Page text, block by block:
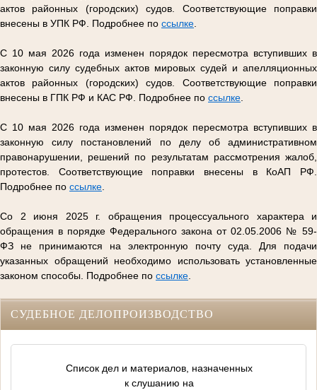
актов районных (городских) судов. Соответствующие поправки
внесены в УПК РФ. Подробнее по ссылке
С 10 мая 2026 года изменен порядок пересмотра вступивших в
законную силу судебных актов мировых судей и апелляционных
актов районных (городских) судов. Соответствующие поправки
внесены в ГПК РФ и КАС РФ. Подробнее по ссылке
С 10 мая 2026 года изменен порядок пересмотра вступивших в
законную силу постановлений по делу об административном
правонарушении, решений по результатам рассмотрения жалоб,
протестов. Соответствующие поправки внесены в КоАП РФ.
Подробнее по ссылке
Со 2 июня 2025 г. обращения процессуального характера и
обращения в порядке Федерального закона от 02.05.2006 № 59-
ФЗ не принимаются на электронную почту суда. Для подачи
указанных обращений необходимо использовать установленные
законом способы. Подробнее по ссылке
СУДЕБНОЕ ДЕЛОПРОИЗВОДСТВО
Список дел и материалов, назначенных
к слушанию на